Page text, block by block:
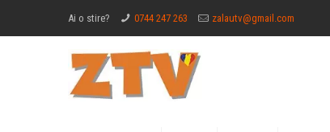
Ai o stire? 0744 247 263 zalautv@gmail.com